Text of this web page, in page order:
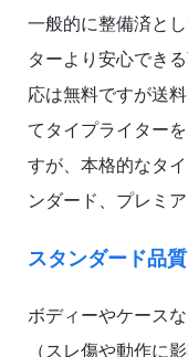
一般的に整備済と
ターより安心でき
応は無料ですが送
てタイプライター
すが、本格的なタ
ンダード、プレミ
スタンダード品質
ボディーやケース
（スレ傷や動作に